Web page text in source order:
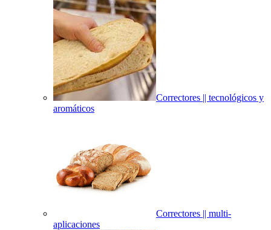
Correctores || tecnológicos y
aromáticos
Correctores || multi-
aplicaciones